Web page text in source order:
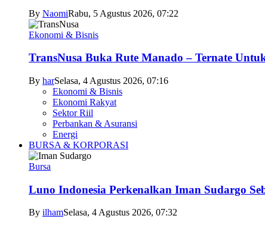
By NaomiRabu, 5 Agustus 2026, 07:22
Ekonomi & Bisnis
TransNusa Buka Rute Manado – Ternate
By harSelasa, 4 Agustus 2026, 07:16
Ekonomi & Bisnis
Ekonomi Rakyat
Sektor Riil
Perbankan & Asuransi
Energi
BURSA & KORPORASI
Bursa
Luno Indonesia Perkenalkan Iman Sudargo
By ilhamSelasa, 4 Agustus 2026, 07:32